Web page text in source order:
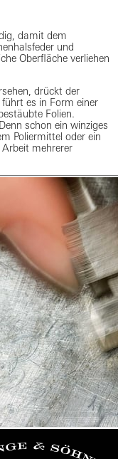
damit dem
und
Oberfläche verliehen
drückt der
es in Form einer
Folien.
schon ein winziges
Poliermittel oder ein
mehrerer